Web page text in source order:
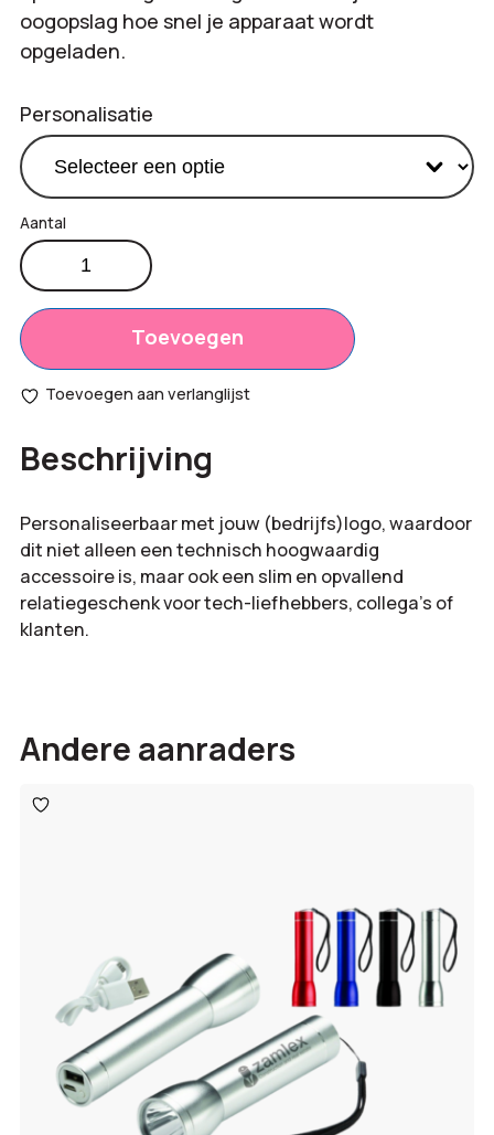
oogopslag hoe snel je apparaat wordt
opgeladen.
Personalisatie
Productprijs:
Totaal
opties:
€0,00
totaal:
100W
oplaad-
en
datakabel
type-
C
met
aantal
Toevoegen
Toevoegen aan verlanglijst
Beschrijving
Personaliseerbaar met jouw (bedrijfs)logo, waardoor
dit niet alleen een technisch hoogwaardig
accessoire is, maar ook een slim en opvallend
relatiegeschenk voor tech-liefhebbers, collega’s of
klanten.
Andere aanraders
Toevoegen
aan